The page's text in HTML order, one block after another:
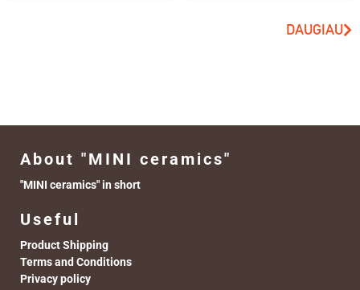
DAUGIAU
About "MINI ceramics"
"MINI ceramics" in short
Useful
Product Shipping
Terms and Conditions
Privacy policy